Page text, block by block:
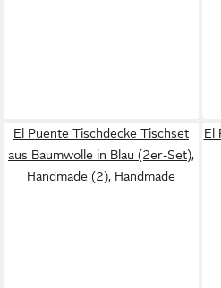
El Puente Tischdecke Tischset
aus Baumwolle in Blau (2er-Set),
Handmade (2), Handmade
El